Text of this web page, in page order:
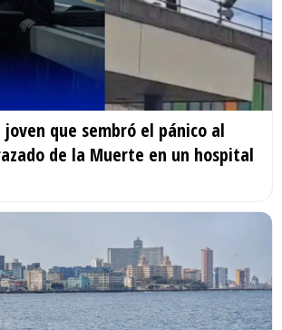
que sembró el pánico al
de la Muerte en un hospital